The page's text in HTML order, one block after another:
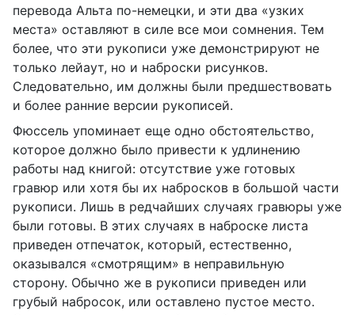
перевода Альта по-немецки, и эти два «узких
места» оставляют в силе все мои сомнения. Тем
более, что эти рукописи уже демонстрируют не
только лейаут, но и наброски рисунков.
Следовательно, им должны были предшествовать
и более ранние версии рукописей.
Фюссель упоминает еще одно обстоятельство,
которое должно было привести к удлинению
работы над книгой: отсутствие уже готовых
гравюр или хотя бы их набросков в большой части
рукописи. Лишь в редчайших случаях гравюры уже
были готовы. В этих случаях в наброске листа
приведен отпечаток, который, естественно,
оказывался «смотрящим» в неправильную
сторону. Обычно же в рукописи приведен или
грубый набросок, или оставлено пустое место.